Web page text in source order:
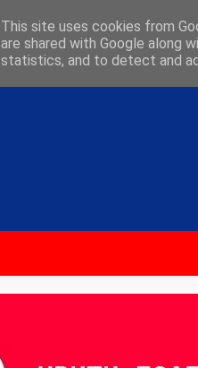
This site uses cookies from
are shared with Google along
statistics, and to detect and